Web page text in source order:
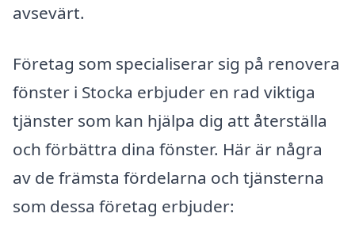
avsevärt.
Företag som specialiserar sig på renovera
fönster i Stocka erbjuder en rad viktiga
tjänster som kan hjälpa dig att återställa
och förbättra dina fönster. Här är några
av de främsta fördelarna och tjänsterna
som dessa företag erbjuder: